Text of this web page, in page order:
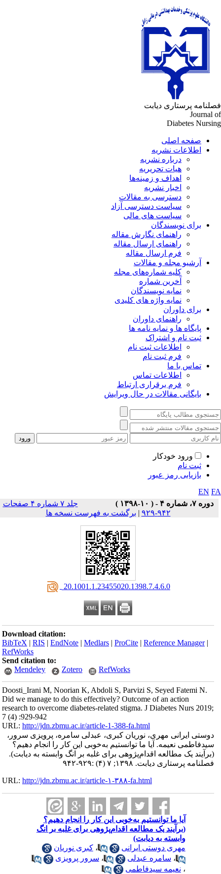
پرستاری دیابت
Journal
Diabetes
صفحه اصلی
اطلاعات نشریه
درباره نشریه
هیات تحریریه
اهداف و زمینه‌ها
اخبار نشریه
دسترسی به مقالات
سیاست دسترسی آزاد
سیاست های مالی
برای نویسندگان
راهنمای نگارش مقاله
راهنمای ارسال مقاله
فرم ارسال مقاله
آرشیو مجله و مقالات
کلیه شماره‌های مجله
آخرین شماره
نمایه نویسندگان
نمایه واژه های کلیدی
برای داوران
راهنمای داوران
پایگاه ها و نمایه نامه ها
ثبت نام و اشتراک
اطلاعات ثبت نام
فرم ثبت نام
تماس با ما
اطلاعات تماس
فرم برقراری ارتباط
بایگانی مقالات در حال ویرایش
ورود خودکار
ثبت نام
بازیابی رمز عبور
EN
دوره ۷، شماره ۴ - ( ۱۰-۱۳۹۸ )
جلد ۷ شماره ۴ صفحات
۹۴۲-۹۲۹
| برگشت به فهرست نسخه ها
‎ 20.1001.1.23455020.1398.7.4.6.0
Download citation:
BibTeX |RIS |EndNote |Medlars |ProCite |Reference Manager
RefWorks
Send citation to:
Mendeley
Zotero RefWorks
Doosti_Irani M, Noorian K, Abdoli S, Parvizi S, Seyed Fatemi N.
Did we manage to do this effectively? Outcome of an action
research to overcome diabetes-related stigma. J Diabetes Nurs 2019;
7 (4) :929-942
URL:http://jdn.zbmu.ac.ir/article-1-388-fa.html
دوستی ایرانی مهری، نوریان کبری، عبدلی سامره، پرویزی سرور،
سیدفاطمی نعیمه. آیا ما توانستیم به‌خوبی این کار را انجام دهیم؟
(برآیند یک مطالعه اقدام‌پژوهی برای غلبه بر انگ وابسته به دیابت).
فصلنامه پرستاری دیابت. ۱۳۹۸; ۷ (۴) :۹۲۹-۹۴۲
URL:http://jdn.zbmu.ac.ir/article-۱-۳۸۸-fa.html
آیا ما توانستیم به‌خوبی این کار را انجام دهیم؟
(برآیند یک مطالعه اقدام‌پژوهی برای غلبه بر انگ
وابسته به دیابت)
مهری دوستی ایرانی
،کبری نوریان
،سامره عبدلی ،سرور پرویزی
نعیمه سیدفاطمی